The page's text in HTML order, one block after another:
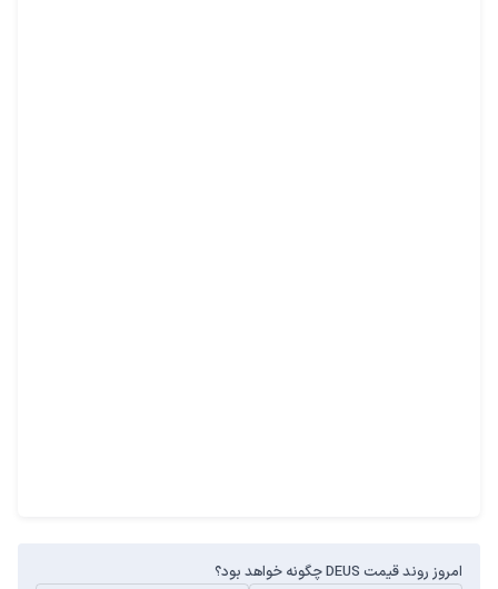
امروز روند قیمت DEUS چگونه خواهد بود؟